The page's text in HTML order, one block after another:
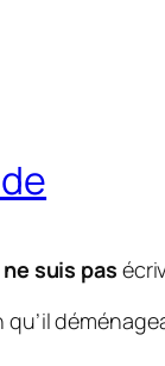
suis pas